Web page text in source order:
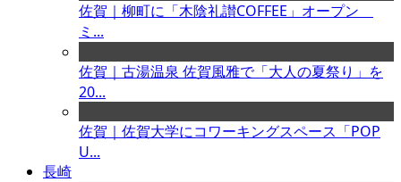
佐賀｜柳町に「木陰礼讃COFFEE」オープン
ミ...
佐賀｜古湯温泉 佐賀風雅で「大人の夏祭り」を
20...
佐賀｜佐賀大学にコワーキングスペース「POP
U...
長崎